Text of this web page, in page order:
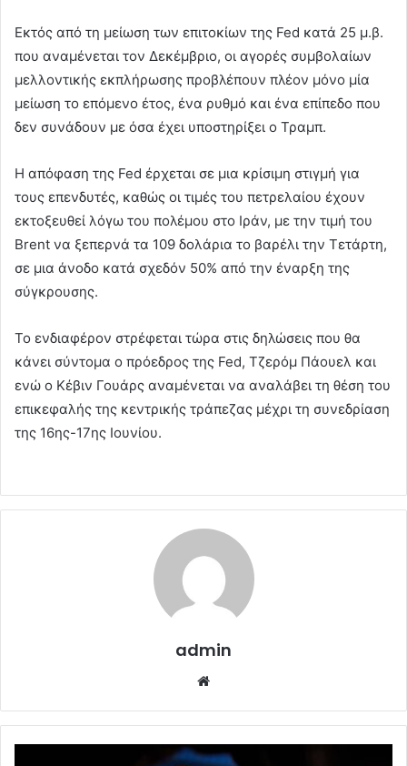
Εκτός από τη μείωση των επιτοκίων της Fed κατά 25 μ.β.
που αναμένεται τον Δεκέμβριο, οι αγορές συμβολαίων
μελλοντικής εκπλήρωσης προβλέπουν πλέον μόνο μία
μείωση το επόμενο έτος, ένα ρυθμό και ένα επίπεδο που
δεν συνάδουν με όσα έχει υποστηρίξει ο Τραμπ.
Η απόφαση της Fed έρχεται σε μια κρίσιμη στιγμή για
τους επενδυτές, καθώς οι τιμές του πετρελαίου έχουν
εκτοξευθεί λόγω του πολέμου στο Ιράν, με την τιμή του
Brent να ξεπερνά τα 109 δολάρια το βαρέλι την Τετάρτη,
σε μια άνοδο κατά σχεδόν 50% από την έναρξη της
σύγκρουσης.
Το ενδιαφέρον στρέφεται τώρα στις δηλώσεις που θα
κάνει σύντομα ο πρόεδρος της Fed, Τζερόμ Πάουελ και
ενώ ο Κέβιν Γουάρς αναμένεται να αναλάβει τη θέση του
επικεφαλής της κεντρικής τράπεζας μέχρι τη συνεδρίαση
της 16ης-17ης Ιουνίου.
admin